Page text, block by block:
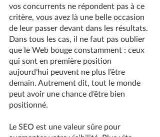
vos concurrents ne répondent pas à ce
critère, vous avez là une belle occasion
de leur passer devant dans les résultats.
Dans tous les cas, il ne faut pas oublier
que le Web bouge constamment : ceux
qui sont en première position
aujourd’hui peuvent ne plus l’être
demain. Autrement dit, tout le monde
peut avoir une chance d’être bien
positionné.
Le SEO est une valeur sûre pour